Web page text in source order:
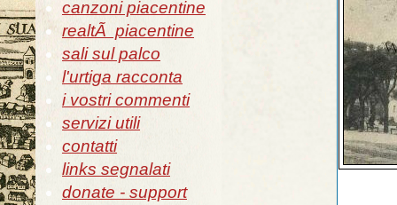
canzoni piacentine
realtÃ piacentine
sali sul palco
l'urtiga racconta
i vostri commenti
servizi utili
contatti
links segnalati
donate - support